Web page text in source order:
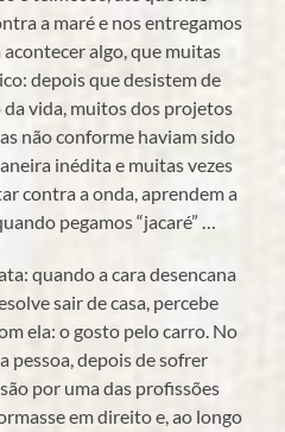
a maré e nos entregamos
algo, que muitas
depois que desistem de
vida, muitos dos projetos
não conforme haviam sido
inédita e muitas vezes
contra a onda, aprendem a
pegamos “jacaré” …
quando a cara desencana
sair de casa, percebe
ela: o gosto pelo carro. No
pessoa, depois de sofrer
por uma das profissões
em direito e, ao longo